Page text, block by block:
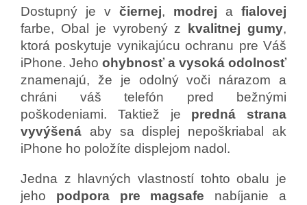
Dostupný je v čiernej, modrej a fialovej
farbe, Obal
je vyrobený z kvalitnej gumy,
ktorá poskytuje vynikajúcu ochranu pre Váš
iPhone. Jeho ohybnosť a vysoká odolnosť
znamenajú, že je odolný voči nárazom a
chráni váš telefón pred bežnými
poškodeniami. Taktiež je predná strana
vyvýšená aby sa displej nepoškriabal ak
iPhone ho položíte displejom nadol.
Jedna z hlavných vlastností tohto obalu je
jeho podpora pre magsafe nabíjanie a